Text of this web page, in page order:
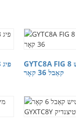
GYTC8A FIG 8 לופט פיבער אָפּטיש
קאַבל 36 קאָר